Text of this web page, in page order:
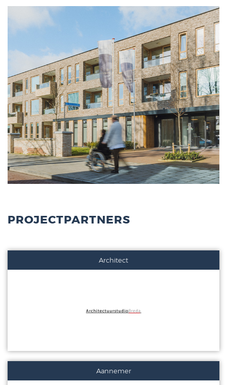
PROJECTPARTNERS
Architect
Aannemer